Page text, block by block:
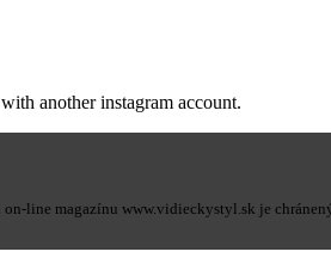
another instagram account.
line magazínu www.vidieckystyl.sk je